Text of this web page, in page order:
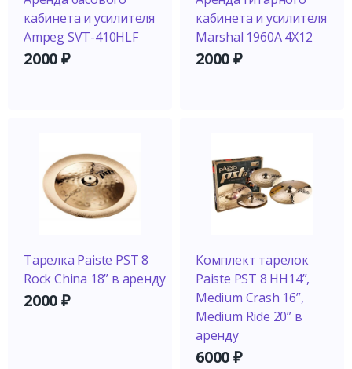
кабинета и усилителя
Ampeg SVT-410HLF
2000₽
кабинета и усилителя
Marshal 1960A 4X12
2000₽
Тарелка Paiste PST 8
Rock China 18” в аренду
2000₽
Комплект тарелок
Paiste PST 8 HH14”,
Medium Crash 16”,
Medium Ride 20” в
аренду
6000₽